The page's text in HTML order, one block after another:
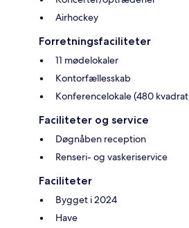
Airhockey
Forretningsfaciliteter
11 mødelokaler
Kontorfællesskab
Konferencelokale (480
Faciliteter og service
Døgnåben reception
Renseri- og vaskeriservice
Faciliteter
Bygget i 2024
Have